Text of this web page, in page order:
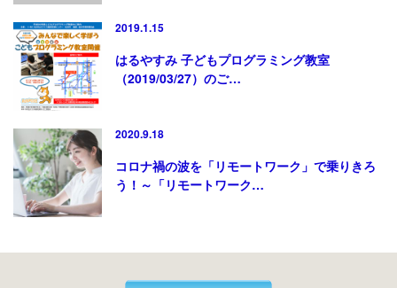
2019.1.15
はるやすみ 子どもプログラミング教室
（2019/03/27）のご…
2020.9.18
コロナ禍の波を「リモートワーク」で乗りきろ
う！～「リモートワーク…